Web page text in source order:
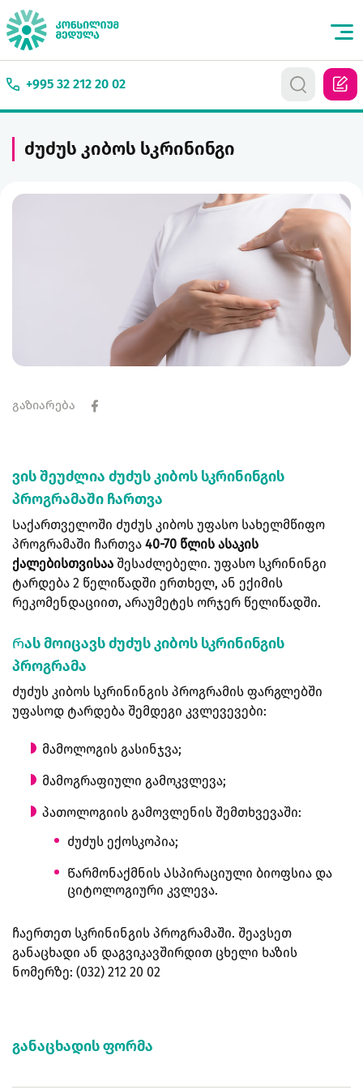
+995 32 212 20 02
ძუძუს კიბოს სკრინინგი
გაზიარება
ვის შეუძლია ძუძუს კიბოს სკრინინგის
პროგრამაში ჩართვა
Საქართველოში ძუძუს კიბოს უფასო სახელმწიფო
პროგრამაში ჩართვა 40-70 წლის ასაკის
ქალებისთვისაა შესაძლებელი. უფასო სკრინინგი
ტარდება 2 წელიწადში ერთხელ, ან ექიმის
რეკომენდაციით, არაუმეტეს ორჯერ წელიწადში.
Რას მოიცავს ძუძუს კიბოს სკრინინგის
პროგრამა
ძუძუს კიბოს სკრინინგის პროგრამის ფარგლებში
უფასოდ ტარდება შემდეგი კვლევევები:
მამოლოგის გასინჯვა;
მამოგრაფიული გამოკვლევა;
პათოლოგიის გამოვლენის შემთხვევაში:
ძუძუს ექოსკოპია;
Წარმონაქმნის Ასპირაციული ბიოფსია და
ციტოლოგიური კვლევა.
ჩაერთეთ სკრინინგის პროგრამაში. შეავსეთ
განაცხადი ან დაგვიკავშირდით ცხელი ხაზის
ნომერზე: (032) 212 20 02
განაცხადის ფორმა